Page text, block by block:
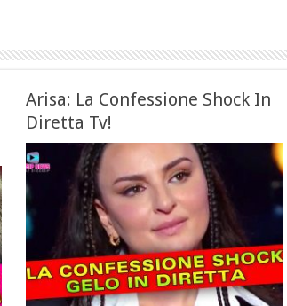
Arisa: La Confessione Shock In
Diretta Tv!